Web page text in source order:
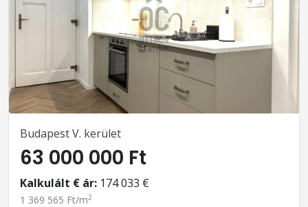
Budapest V. kerület
63 000 000 Ft
Kalkulált € ár: 174 033 €
1 369 565 Ft/m2